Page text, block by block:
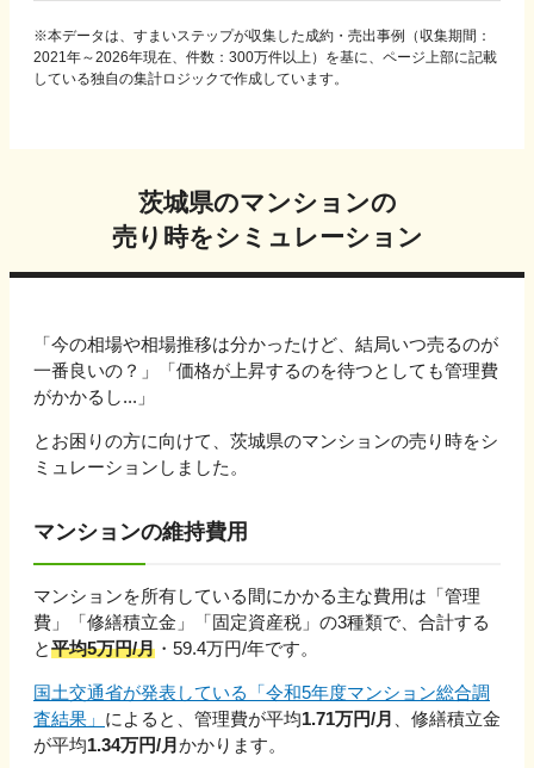
※本データは、すまいステップが収集した成約・売出事例（収集期間：
2021年～2026年現在、件数：300万件以上）を基に、ページ上部に記載
している独自の集計ロジックで作成しています。
茨城県のマンションの
売り時をシミュレーション
「今の相場や相場推移は分かったけど、結局いつ売るのが
一番良いの？」「価格が上昇するのを待つとしても管理費
がかかるし...」
とお困りの方に向けて、 茨城県のマンションの売り時をシ
ミュレーションしました。
マンションの維持費用
マンションを所有している間にかかる主な費用は「管理
費」「修繕積立金」「固定資産税」の3種類で、合計する
と平均5万円/月 ・ 59.4万円/年です。
国土交通省が発表している「令和5年度マンション総合調
査結果」 によると、管理費が平均1.71万円/月 、修繕積立金
が平均1.34万円/月 かかります。